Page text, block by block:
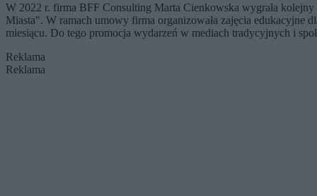
W 2022 r. firma BFF Consulting Marta Cienkowska wygrała
Miasta". W ramach umowy firma organizowała zajęcia edukacyjne
miesiącu. Do tego promocja wydarzeń w mediach tradycyjnych i
Reklama
Reklama